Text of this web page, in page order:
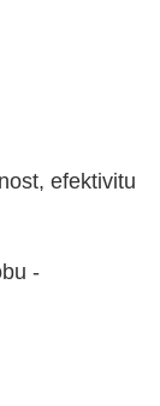
efektivitu
-